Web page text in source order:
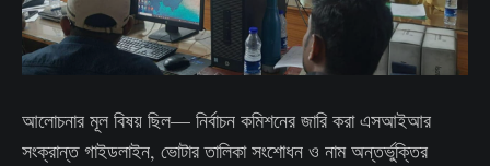
আলোচনার মূল বিষয় ছিল— নির্বাচন কমিশনের জারি করা এসআইআর
সংক্রান্ত গাইডলাইন, ভোটার তালিকা সংশোধন ও নাম অন্তর্ভুক্তির